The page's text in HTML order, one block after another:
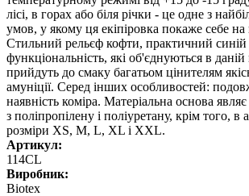
лісі, в горах або біля річки - це одне з
умов, у якому ця екіпіровка покаже себе на
Стильний рельєф кофти, практичний синій
функціональність, які об'єднуються в
прийдуть до смаку багатьом цінителям
амуніції. Серед інших особливостей:
наявність коміра. Матеріальна основа
з поліпропілену і поліуретану, крім того, в
розміри XS, M, L, XL і XXL.
Артикул:
114CL
Виробник:
Biotex